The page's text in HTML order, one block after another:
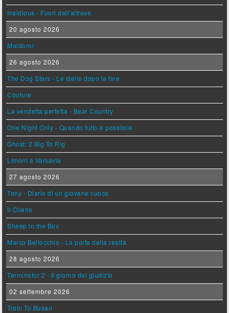
Insidious - Fuori dall'altrove
20 agosto 2026
Maldoror
26 agosto 2026
The Dog Stars - Le stelle dopo la fine
Couture
La vendetta perfetta - Bear Country
One Night Only - Quando tutto è possibile
Ghost: 2 Big To Rig
Limoni a Varsavia
27 agosto 2026
Tony - Diario di un giovane cuoco
Il Cileno
Sheep in the Box
Marco Bellocchio - La porta della realtà
28 agosto 2026
Terminator 2 - Il giorno del giudizio
02 settembre 2026
Train To Busan